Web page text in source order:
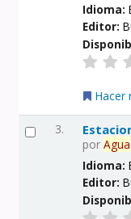
Idioma:
Editor:
Hacer
3.
porAgua
Idioma:
Editor: